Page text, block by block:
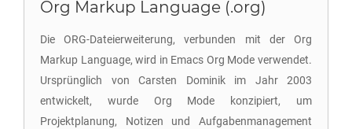
Org Markup Language (.org)
Die ORG-Dateierweiterung, verbunden mit der Org
Markup Language, wird in Emacs Org Mode verwendet.
Ursprünglich von Carsten Dominik im Jahr 2003
entwickelt, wurde Org Mode konzipiert, um
Projektplanung, Notizen und Aufgabenmanagement